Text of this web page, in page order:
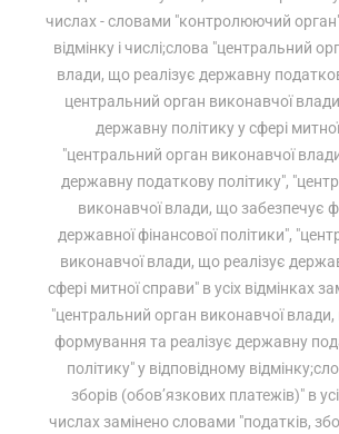
числах - словами "контролюючий орган"
відмінку і числі;слова "центральний
влади, що реалізує державну
центральний орган виконавчої
державну політику у сфері
"центральний орган виконавчої
державну податкову політику",
виконавчої влади, що забезпечує
державної фінансової політики",
виконавчої влади, що реалізує
сфері митної справи" в усіх відмінках
"центральний орган виконавчої
формування та реалізує державну
політику" у відповідному
зборів (обов’язкових платежів)" в
числах замінено словами "податків,